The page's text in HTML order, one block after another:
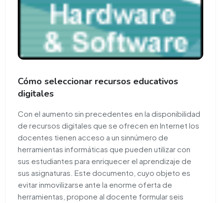
Cómo seleccionar recursos educativos
digitales
Con el aumento sin precedentes en la disponibilidad
de recursos digitales que se ofrecen en Internet los
docentes tienen acceso a un sinnúmero de
herramientas informáticas que pueden utilizar con
sus estudiantes para enriquecer el aprendizaje de
sus asignaturas. Este documento, cuyo objeto es
evitar inmovilizarse ante la enorme oferta de
herramientas, propone al docente formular seis